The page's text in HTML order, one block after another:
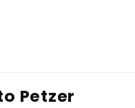
Petzer